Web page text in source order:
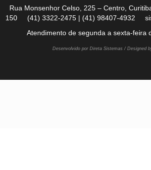
Rua Monsenhor Celso, 225 – Centro,
150 (41) 3322-2475 | (41) 98407-4932
Atendimento de segunda a sexta-feira
Desenvolvido por Direta Sistemas / Designed